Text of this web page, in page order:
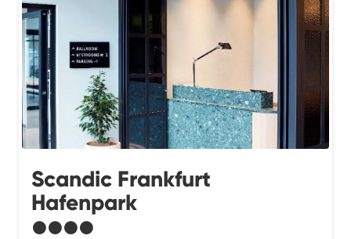
Scandic Frankfurt
Hafenpark
●●●●